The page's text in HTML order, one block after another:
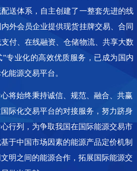
送体系，自主创建了一整套先进的线
内外会员企业提供现货挂牌交易、合同
付、在线融资、仓储物流、共享大数
专业化的高效优质服务，已成为国内
能源交易平台。
将始终秉持诚信、规范、融合、共赢
际化交易平台的对接服务，努力跻身
行列，为争取我国在国际能源交易市
于中国市场因素的能源产品定价机制
明之间的能源合作，拓展国际能源交